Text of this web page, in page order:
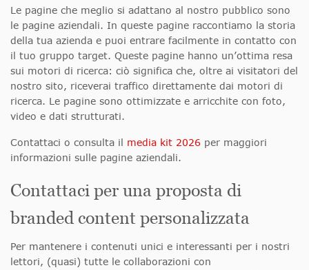
Le pagine che meglio si adattano al nostro pubblico sono
le pagine aziendali. In queste pagine raccontiamo la storia
della tua azienda e puoi entrare facilmente in contatto con
il tuo gruppo target. Queste pagine hanno un’ottima resa
sui motori di ricerca: ciò significa che, oltre ai visitatori del
nostro sito, riceverai traffico direttamente dai motori di
ricerca. Le pagine sono ottimizzate e arricchite con foto,
video e dati strutturati.
Contattaci o consulta il media kit 2026 per maggiori
informazioni sulle pagine aziendali.
Contattaci per una proposta di
branded content personalizzata
Per mantenere i contenuti unici e interessanti per i nostri
lettori, (quasi) tutte le collaborazioni con